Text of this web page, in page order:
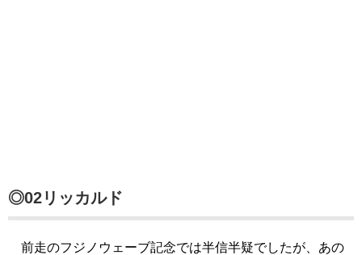
◎02リッカルド
前走のフジノウェーブ記念では半信半疑でしたが、あの